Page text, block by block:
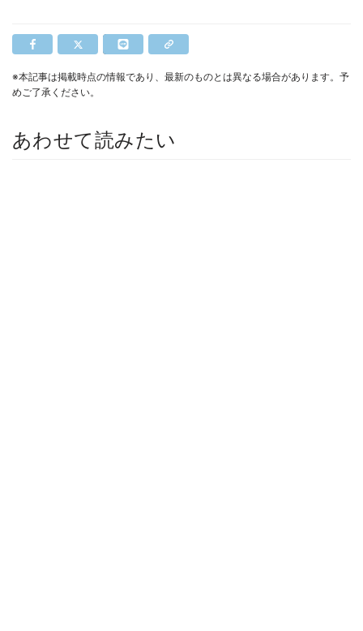
※本記事は掲載時点の情報であり、最新のものとは異なる場合があります。予
めご了承ください。
あわせて読みたい